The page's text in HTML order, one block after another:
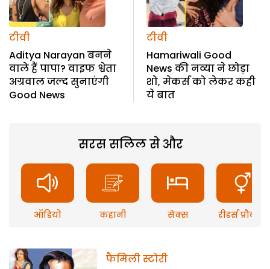
टीवी
Aditya Narayan बनने
वाले हैं पापा? वाइफ श्वेता
अग्रवाल जल्द सुनाएंगी
Good News
टीवी
Hamariwali Good
News की नव्या ने छोड़ा
शो, मेकर्स को लेकर कही
ये बात
सरस सलिल से और
ऑडियो कहानी सेक्स रीडर्स प्रौब्लम
फैमिली स्टोरी